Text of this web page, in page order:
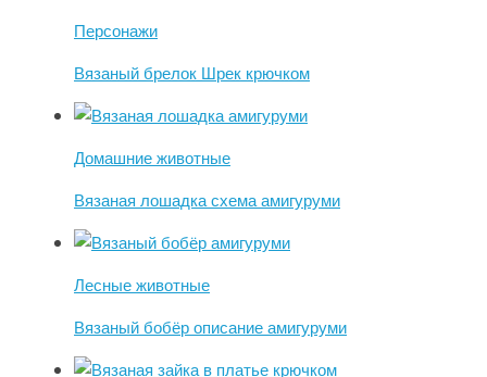
Персонажи
Вязаный брелок Шрек крючком
Домашние животные
Вязаная лошадка схема амигуруми
Лесные животные
Вязаный бобёр описание амигуруми